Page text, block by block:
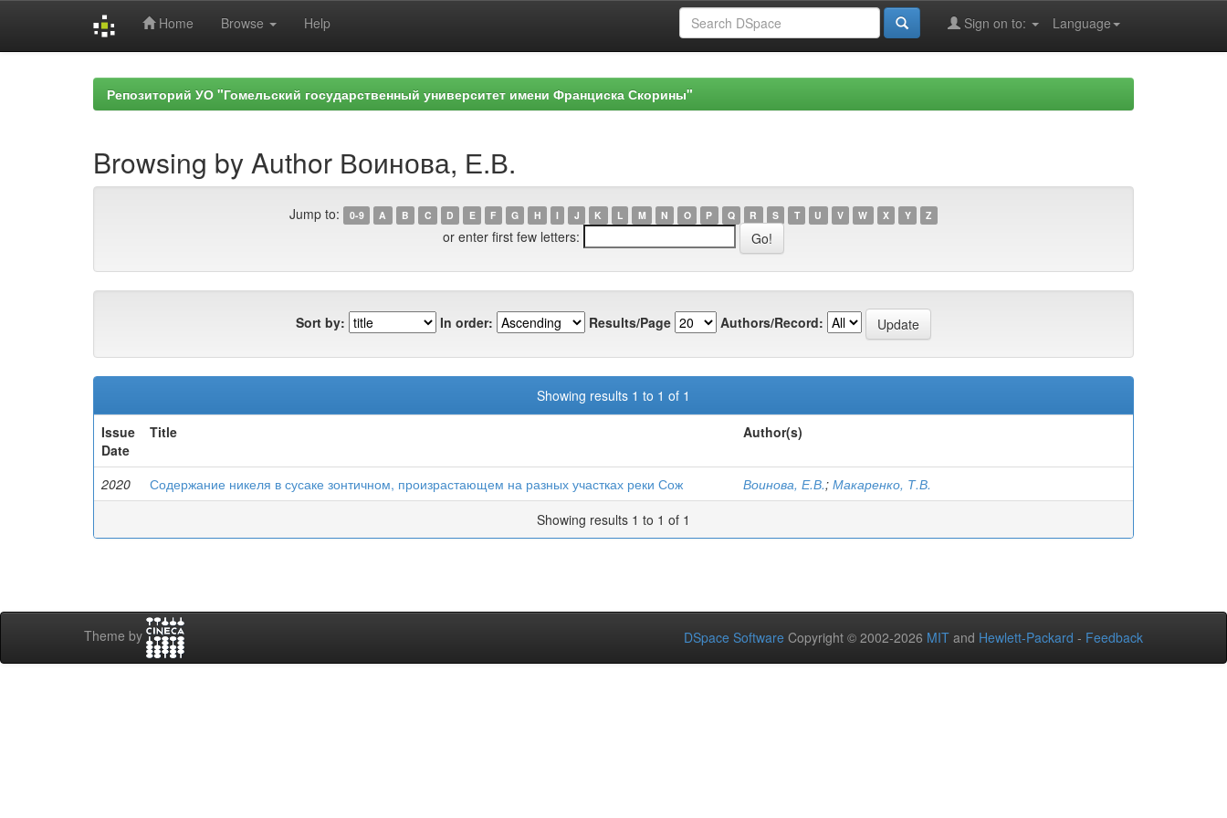
Home Browse Help Language
Sign on to:
Репозиторий УО "Гомельский государственный университет имени Франциска Скорины"
Browsing by Author Воинова, Е.В.
Jump to: 0-9 A B C D E F G H I J K L M N O P Q R S T U V W X Y Z
or enter first few letters:
Sort by: In order: Results/Page Authors/Record:
Showing results 1 to 1 of 1
Issue
Date
Title Author(s)
2020 Содержание никеля в сусаке зонтичном, произрастающем на разных участках реки Сож Воинова, Е.В.; Макаренко, Т.В.
Showing results 1 to 1 of 1
Theme by DSpace Software Copyright © 2002-2026 MIT and Hewlett-Packard - Feedback